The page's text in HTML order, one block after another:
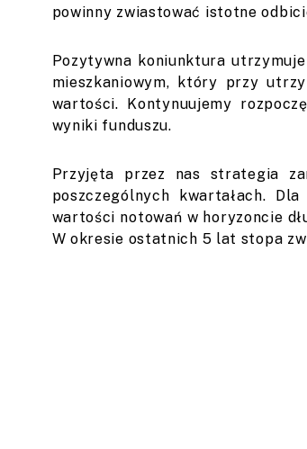
powinny zwiastować istotne
Pozytywna koniunktura
mieszkaniowym, który przy
wartości. Kontynuujemy
wyniki funduszu.
Przyjęta przez nas strategia
poszczególnych kwartałach.
wartości notowań w horyzoncie
W okresie ostatnich 5 lat stopa